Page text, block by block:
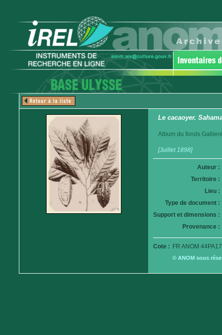
Le cacaoyer.
Album du fonds
[Juillet 1898]
Auteur :
Territoire :
Lieu :
Type de document :
Support et dimensions :
Provenance :
Cote : FR ANOM
© ANOM sous